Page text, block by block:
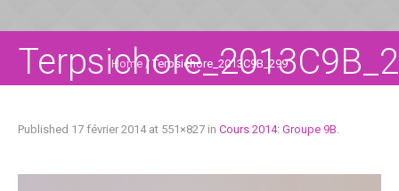
Home /Terpsichore_2013C9B_299
Published 17 février 2014at 551×827 in Cours 2014: Groupe 9B.